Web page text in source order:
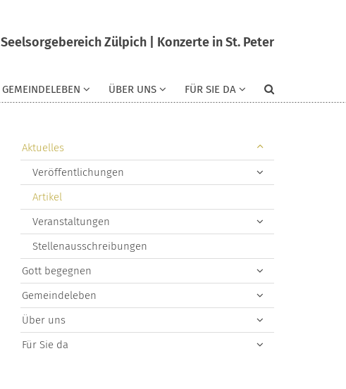
Seelsorgebereich Zülpich | Konzerte in St. Peter
GEMEINDELEBEN ÜBER UNS FÜR SIE DA
Aktuelles
Veröffentlichungen
Artikel
Veranstaltungen
Stellenausschreibungen
Gott begegnen
Gemeindeleben
Über uns
Für Sie da